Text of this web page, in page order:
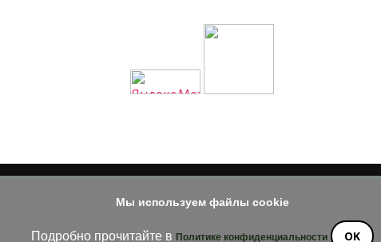
Мы используем файлы cookie
Подробно прочитайте в Политике конфиденциальности OK
© 2014 - 2026
материала допускается только при наличии активной и